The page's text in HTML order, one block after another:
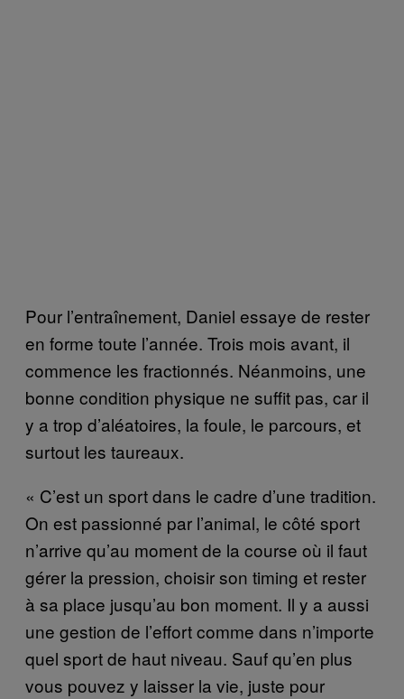
Pour l’entraînement, Daniel essaye de rester
en forme toute l’année. Trois mois avant, il
commence les fractionnés. Néanmoins, une
bonne condition physique ne suffit pas, car il
y a trop d’aléatoires, la foule, le parcours, et
surtout les taureaux.
« C’est un sport dans le cadre d’une tradition.
On est passionné par l’animal, le côté sport
n’arrive qu’au moment de la course où il faut
gérer la pression, choisir son timing et rester
à sa place jusqu’au bon moment. Il y a aussi
une gestion de l’effort comme dans n’importe
quel sport de haut niveau. Sauf qu’en plus
vous pouvez y laisser la vie, juste pour